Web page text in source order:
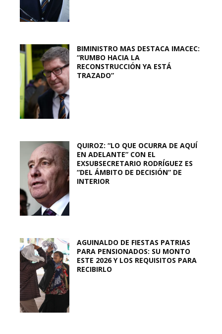
BIMINISTRO MAS DESTACA IMACEC:
“RUMBO HACIA LA
RECONSTRUCCIÓN YA ESTÁ
TRAZADO”
QUIROZ: “LO QUE OCURRA DE AQUÍ
EN ADELANTE” CON EL
EXSUBSECRETARIO RODRÍGUEZ ES
“DEL ÁMBITO DE DECISIÓN” DE
INTERIOR
AGUINALDO DE FIESTAS PATRIAS
PARA PENSIONADOS: SU MONTO
ESTE 2026 Y LOS REQUISITOS PARA
RECIBIRLO